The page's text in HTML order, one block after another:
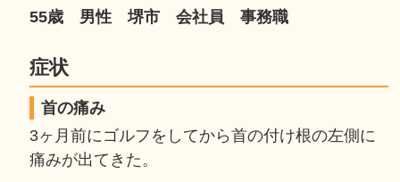
55歳 男性 堺市 会社員 事務職
症状
首の痛み
3ヶ月前にゴルフをしてから首の付け根の左側に
痛みが出てきた。